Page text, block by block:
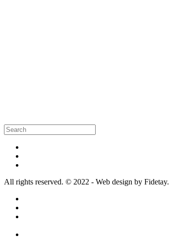
All rights reserved. © 2022 - Web design by Fidetay.